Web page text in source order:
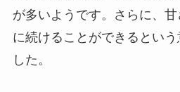
が多いようです。さらに、
に続けることができるとい
した。